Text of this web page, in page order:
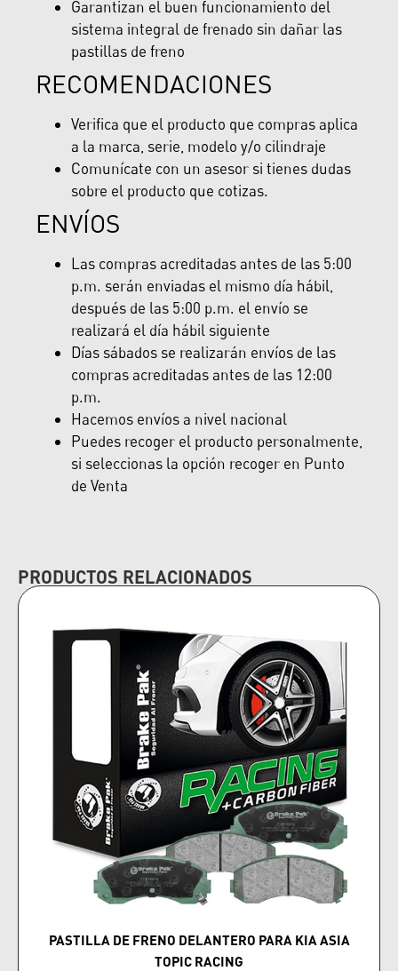
Garantizan el buen funcionamiento del
sistema integral de frenado sin dañar las
pastillas de freno
RECOMENDACIONES
Verifica que el producto que compras aplica
a la marca, serie, modelo y/o cilindraje
Comunícate con un asesor si tienes dudas
sobre el producto que cotizas.
ENVÍOS
Las compras acreditadas antes de las 5:00
p.m. serán enviadas el mismo día hábil,
después de las 5:00 p.m. el envío se
realizará el día hábil siguiente
Días sábados se realizarán envíos de las
compras acreditadas antes de las 12:00
p.m.
Hacemos envíos a nivel nacional
Puedes recoger el producto personalmente,
si seleccionas la opción recoger en Punto
de Venta
PRODUCTOS RELACIONADOS
PASTILLA DE FRENO DELANTERO PARA KIA ASIA
TOPIC RACING